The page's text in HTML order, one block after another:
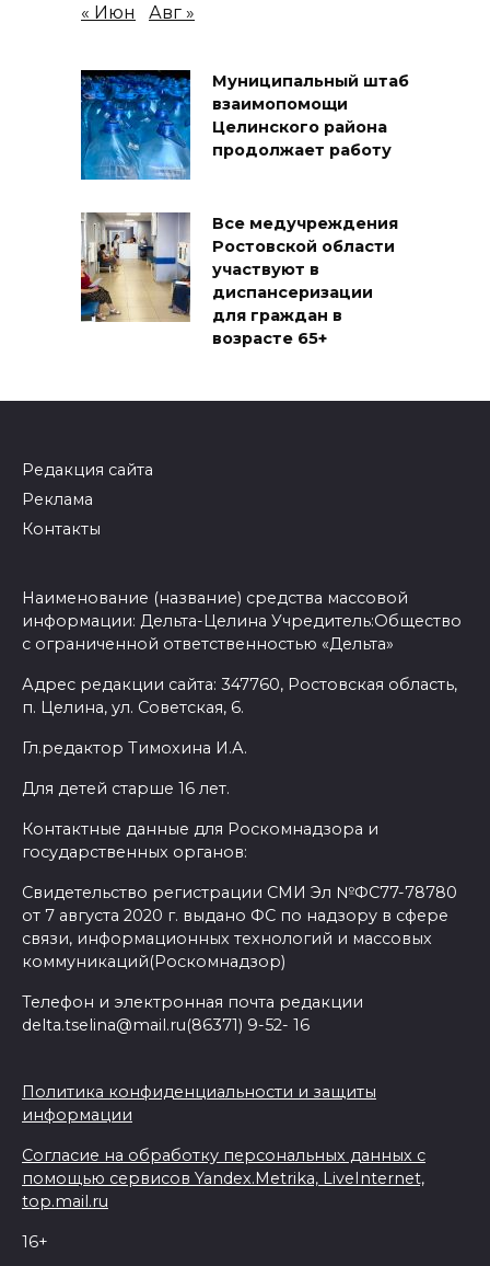
« Июн Авг »
Муниципальный штаб
взаимопомощи
Целинского района
продолжает работу
Все медучреждения
Ростовской области
участвуют в
диспансеризации
для граждан в
возрасте 65+
Редакция сайта
Реклама
Контакты
Наименование (название) средства массовой
информации: Дельта-Целина Учредитель:Общество
с ограниченной ответственностью «Дельта»
Адрес редакции сайта: 347760, Ростовская область,
п. Целина, ул. Советская, 6.
Гл.редактор Тимохина И.А.
Для детей старше 16 лет.
Контактные данные для Роскомнадзора и
государственных органов:
Свидетельство регистрации СМИ Эл №ФС77-78780
от 7 августа 2020 г. выдано ФС по надзору в сфере
связи, информационных технологий и массовых
коммуникаций(Роскомнадзор)
Телефон и электронная почта редакции
delta.tselina@mail.ru(86371) 9-52- 16
Политика конфиденциальности и защиты
информации
Согласие на обработку персональных данных с
помощью сервисов Yandex.Metrika, LiveInternet,
top.mail.ru
16+